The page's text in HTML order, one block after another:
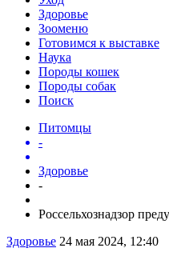
Здоровье
Зооменю
Готовимся к выставке
Наука
Породы кошек
Породы собак
Поиск
Питомцы
-
Здоровье
-
Россельхознадзор
Здоровье 24 мая 2024, 12:40